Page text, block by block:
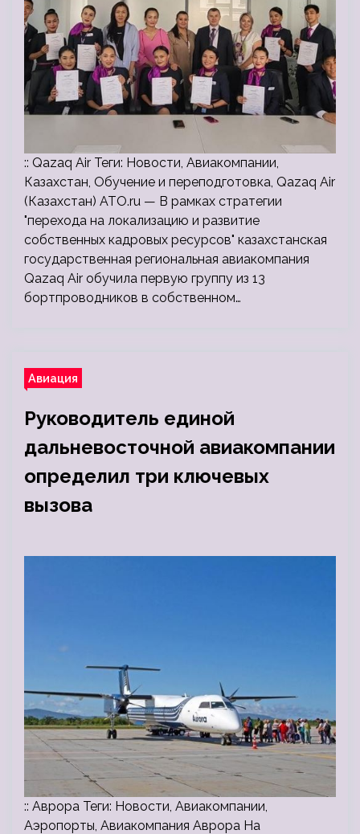
:: Qazaq Air Теги: Новости, Авиакомпании,
Казахстан, Обучение и переподготовка, Qazaq Air
(Казахстан) ATO.ru — В рамках стратегии
"перехода на локализацию и развитие
собственных кадровых ресурсов" казахстанская
государственная региональная авиакомпания
Qazaq Air обучила первую группу из 13
бортпроводников в собственном…
Авиация
Руководитель единой
дальневосточной авиакомпании
определил три ключевых
вызова
:: Аврора Теги: Новости, Авиакомпании,
Аэропорты, Авиакомпания Аврора На